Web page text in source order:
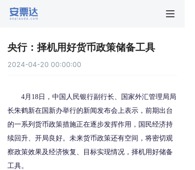
央行：择机用好货币政策储备工具
2024-04-20 00:00:00
4月18日，中国人民银行副行长、国家外汇管理局局
长朱鹤新在国新办举行的新闻发布会上表示，前期出台
的一系列货币政策措施正在逐步发挥作用，国民经济持
续回升、开局良好。未来货币政策还有空间，将密切观
察政策效果及经济恢复、目标实现情况，择机用好储备
工具。